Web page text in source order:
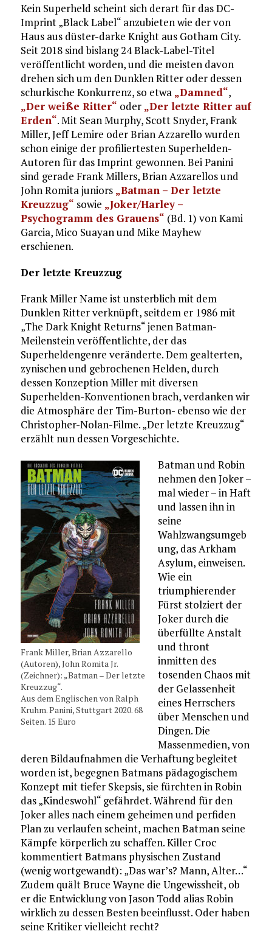
Kein Superheld scheint sich derart für das DC-
Imprint „Black Label“ anzubieten wie der von
Haus aus düster-darke Knight aus Gotham City.
Seit 2018 sind bislang 24 Black-Label-Titel
veröffentlicht worden, und die meisten davon
drehen sich um den Dunklen Ritter oder dessen
schurkische Konkurrenz, so etwa „Damned“,
„Der weiße Ritter“ oder „Der letzte Ritter auf
Erden“. Mit Sean Murphy, Scott Snyder, Frank
Miller, Jeff Lemire oder Brian Azzarello wurden
schon einige der profiliertesten Superhelden-
Autoren für das Imprint gewonnen. Bei Panini
sind gerade Frank Millers, Brian Azzarellos und
John Romita juniors „Batman – Der letzte
Kreuzzug“ sowie „Joker/Harley –
Psychogramm des Grauens“ (Bd. 1) von Kami
Garcia, Mico Suayan und Mike Mayhew
erschienen.
Der letzte Kreuzzug
Frank Miller Name ist unsterblich mit dem
Dunklen Ritter verknüpft, seitdem er 1986 mit
„The Dark Knight Returns“ jenen Batman-
Meilenstein veröffentlichte, der das
Superheldengenre veränderte. Dem gealterten,
zynischen und gebrochenen Helden, durch
dessen Konzeption Miller mit diversen
Superhelden-Konventionen brach, verdanken wir
die Atmosphäre der Tim-Burton- ebenso wie der
Christopher-Nolan-Filme. „Der letzte Kreuzzug“
erzählt nun dessen Vorgeschichte.
Frank Miller, Brian Azzarello
(Autoren), John Romita Jr.
(Zeichner): „Batman – Der letzte
Kreuzzug“.
Aus dem Englischen von Ralph
Kruhm. Panini, Stuttgart 2020. 68
Seiten. 15 Euro
Batman und Robin
nehmen den Joker –
mal wieder – in Haft
und lassen ihn in
seine
Wahlzwangsumgeb
ung, das Arkham
Asylum, einweisen.
Wie ein
triumphierender
Fürst stolziert der
Joker durch die
überfüllte Anstalt
und thront
inmitten des
tosenden Chaos mit
der Gelassenheit
eines Herrschers
über Menschen und
Dingen. Die
Massenmedien, von
deren Bildaufnahmen die Verhaftung begleitet
worden ist, begegnen Batmans pädagogischem
Konzept mit tiefer Skepsis, sie fürchten in Robin
das „Kindeswohl“ gefährdet. Während für den
Joker alles nach einem geheimen und perfiden
Plan zu verlaufen scheint, machen Batman seine
Kämpfe körperlich zu schaffen. Killer Croc
kommentiert Batmans physischen Zustand
(wenig wortgewandt): „Das war’s? Mann, Alter…“
Zudem quält Bruce Wayne die Ungewissheit, ob
er die Entwicklung von Jason Todd alias Robin
wirklich zu dessen Besten beeinflusst. Oder haben
seine Kritiker vielleicht recht?